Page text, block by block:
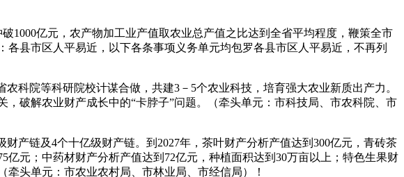
亿元，农产物加工业产值取农业总产值之比达到全省平均程度，鞭策全市
县市区人平易近，以下各条事项义务单元均包罗各县市区人平易近，不再列
院等科研院校计谋合做，共建3－5个农业科技，培育强大农业新质出产力。
破解农业财产成长中的“卡脖子”问题。（牵头单元：市科技局、市农科院、市
链及4个十亿级财产链。到2027年，茶叶财产分析产值达到300亿元，青砖茶
元；中药材财产分析产值达到72亿元，种植面积达到30万亩以上；特色生果财
头单元：市农业农村局、市林业局、市经信局）！